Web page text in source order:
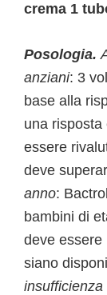
crema 1
Posologia.
anziani: 3
base alla
una
essere
deve
anno:
bambini di
deve essere
siano
insufficienza